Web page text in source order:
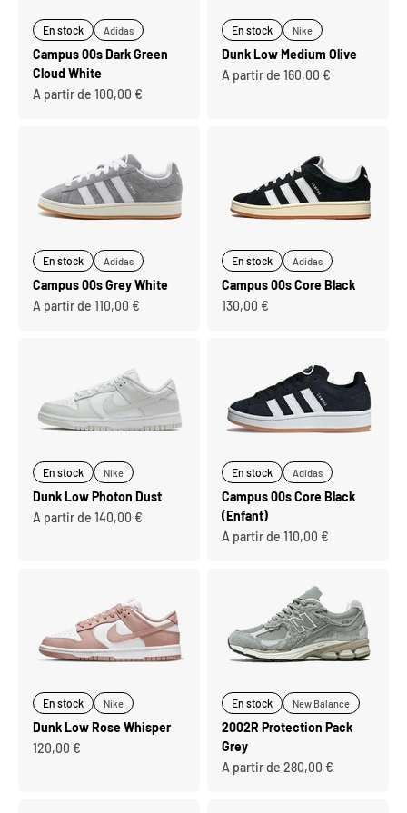
En stock Adidas
Campus 00s Dark Green
Cloud White
Prix de vente
A partir de 100,00 €
En stock Nike
Dunk Low Medium Olive
Prix de vente
A partir de 160,00 €
En stock Adidas
Campus 00s Grey White
Prix de vente
A partir de 110,00 €
En stock Adidas
Campus 00s Core Black
Prix de vente
130,00 €
En stock Nike
Dunk Low Photon Dust
Prix de vente
A partir de 140,00 €
En stock Adidas
Campus 00s Core Black
(Enfant)
Prix de vente
A partir de 110,00 €
En stock Nike
Dunk Low Rose Whisper
Prix de vente
120,00 €
En stock New Balance
2002R Protection Pack
Grey
Prix de vente
A partir de 280,00 €